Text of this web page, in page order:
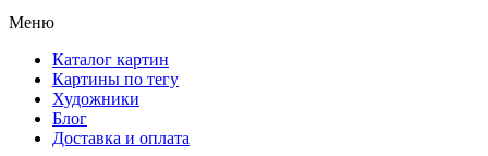
Меню
Каталог картин
Картины по тегу
Художники
Блог
Доставка и оплата